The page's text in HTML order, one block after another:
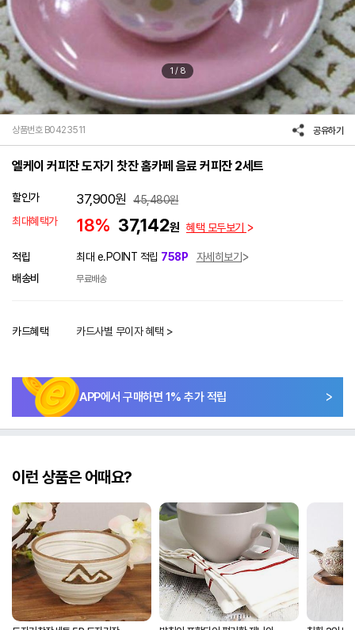
1 / 8
상품번호 B0423511 공유하기
엘케이 커피잔 도자기 찻잔 홈카페 음료 커피잔 2세트
할인가 37,900원 45,480원
최대혜택가
18% 37,142원 혜택 모두보기
적립 최대 e.POINT 적립 758P
자세히보기
배송비
무료배송
카드혜택 카드사별 무이자 혜택 >
APP에서 구매하면 1% 추가 적립
이런 상품은 어때요?